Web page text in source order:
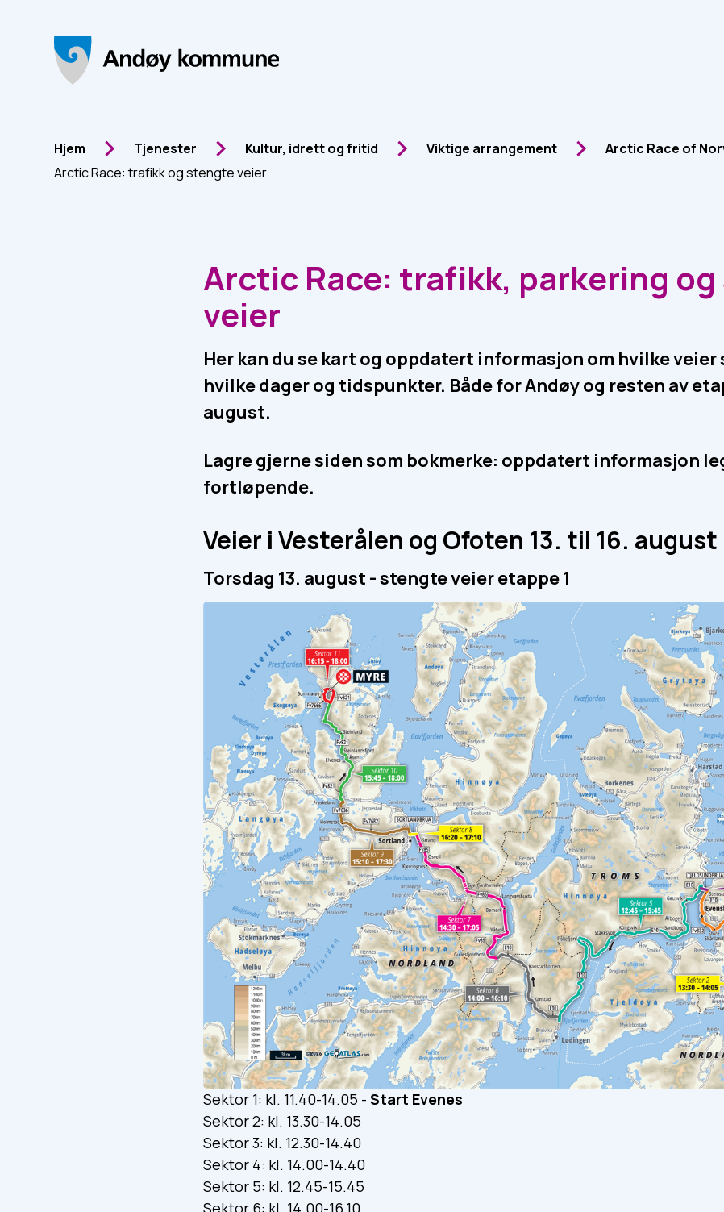
Du er her:
Hjem Tjenester Kultur, idrett og fritid Viktige arrangement
Arctic Race of
Arctic Race: trafikk og stengte veier
Arctic Race: trafikk, parkering
veier
Her kan du se kart og oppdatert informasjon om hvilke veier
hvilke dager og tidspunkter. Både for Andøy og resten av
august.
Lagre gjerne siden som bokmerke: oppdatert informasjon
fortløpende.
Veier i Vesterålen og Ofoten 13. til 16. august
Torsdag 13. august - stengte veier etappe 1
Sektor 1: kl. 11.40-14.05 - Start Evenes
Sektor 2: kl. 13.30-14.05
Sektor 3: kl. 12.30-14.40
Sektor 4: kl. 14.00-14.40
Sektor 5: kl. 12.45-15.45
Sektor 6: kl. 14.00-16.10